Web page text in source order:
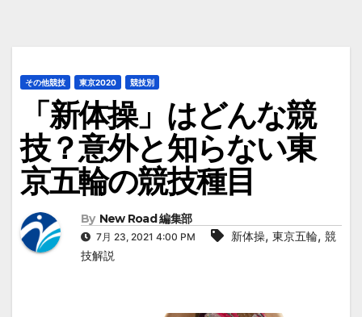
その他競技 東京2020 競技別
「新体操」はどんな競
技？意外と知らない東
京五輪の競技種目
By New Road 編集部
7月 23, 2021 4:00 PM 新体操, 東京五輪, 競
技解説